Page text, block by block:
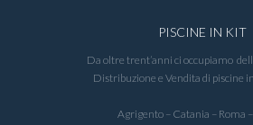
PISCINE IN KIT
Da oltre trent’anni ci occupiamo
Distribuzione e Vendita di piscine
Agrigento – Catania – Roma